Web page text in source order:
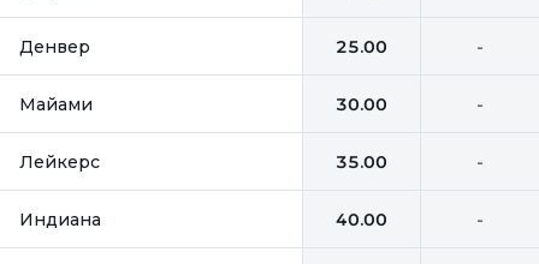
Денвер 25.00 -
Майами 30.00 -
Лейкерс 35.00 -
Индиана 40.00 -